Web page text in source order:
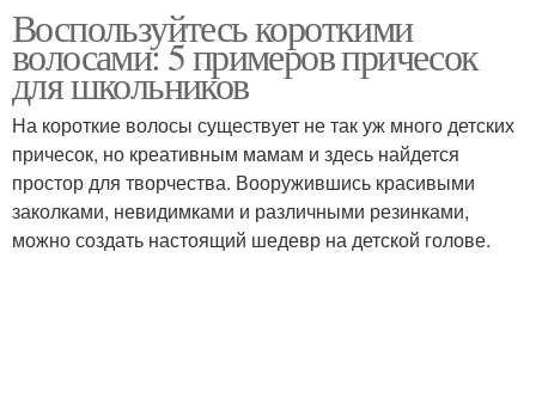
Прическа для коротких
волос
Волос в школе
Прическа в школу
Прическа на средние
волосы
Воспользуйтесь короткими
волосами: 5 примеров причесок
для школьников
На короткие волосы существует не так уж много детских
причесок, но креативным мамам и здесь найдется
простор для творчества. Вооружившись красивыми
заколками, невидимками и различными резинками,
можно создать настоящий шедевр на детской голове.